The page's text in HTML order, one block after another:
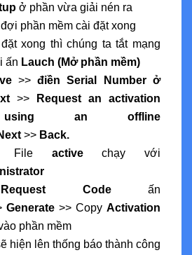
ở phần vừa giải nén ra
phần mềm cài đặt xong
xong thì chúng ta tắt mạng
ấn Lauch (Mở phần mềm)
>>điềnSerial Number ở
>> Request an activation
an offline
>> Back.
File activechạy với
Request Codeấn
Generate >> Copy Activation
phần mềm
hiện lên thống báo thành công